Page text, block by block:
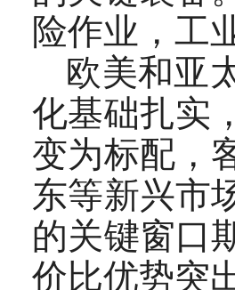
险作业，工
欧美和亚
化基础扎实
变为标配，
东等新兴市
的关键窗口
价比优势突